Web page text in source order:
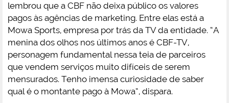
lembrou que a CBF não deixa público os valores
pagos às agências de marketing. Entre elas está a
Mowa Sports, empresa por trás da TV da entidade. “A
menina dos olhos nos últimos anos é CBF-TV,
personagem fundamental nessa teia de parceiros
que vendem serviços muito difíceis de serem
mensurados. Tenho imensa curiosidade de saber
qual é o montante pago à Mowa”, dispara.